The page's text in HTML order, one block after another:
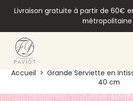
Livraison gratuite à partir de 60€
Accueil > Grande Serviette en
40 cm